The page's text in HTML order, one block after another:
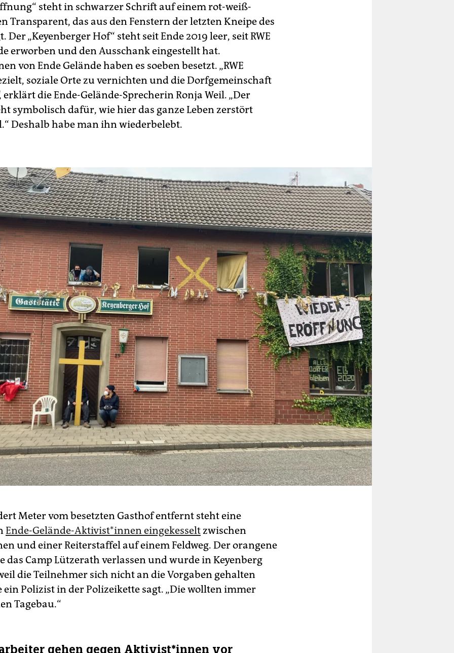
steht in schwarzer Schrift auf einem rot-weiß-
Transparent, das aus den Fenstern der letzten Kneipe des
Der „Keyenberger Hof“ steht seit Ende 2019 leer, seit RWE
erworben und den Ausschank eingestellt hat.
von Ende Gelände haben es soeben besetzt. „RWE
soziale Orte zu vernichten und die Dorfgemeinschaft
erklärt die Ende-Gelände-Sprecherin Ronja Weil. „Der
symbolisch dafür, wie hier das ganze Leben zerstört
Deshalb habe man ihn wiederbelebt.
Meter vom besetzten Gasthof entfernt steht eine
Ende-Gelände-Aktivist*innen eingekesselt zwischen
und einer Reiterstaffel auf einem Feldweg. Der orangene
das Camp Lützerath verlassen und wurde in Keyenberg
die Teilnehmer sich nicht an die Vorgaben gehalten
ein Polizist in der Polizeikette sagt. „Die wollten immer
Tagebau.“
gehen gegen Aktivist*innen vor